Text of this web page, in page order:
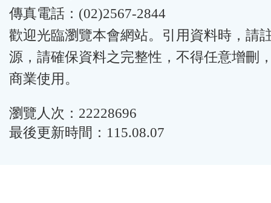
傳真電話：(02)2567-2844
歡迎光臨瀏覽本會網站。引用資料時，請
源，請確保資料之完整性，不得任意增刪
商業使用。
瀏覽人次：22228696
最後更新時間：115.08.07